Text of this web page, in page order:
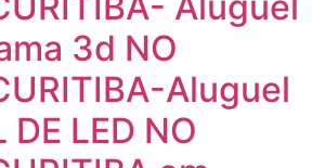
3d NO
Aluguel
DE LED NO